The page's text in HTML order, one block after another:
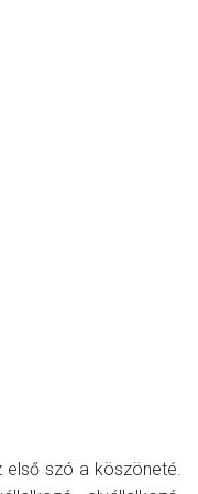
első szó a köszöneté.